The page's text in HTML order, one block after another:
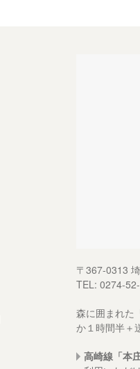
〒367-0313
TEL: 0274-
森に囲まれた
か１時間半＋
高崎線「本